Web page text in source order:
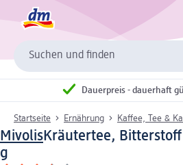
Suchen und finden
Dauerpreis - dauerhaft
Startseite Ernährung Kaffee, Tee &
MivolisKräutertee,
g